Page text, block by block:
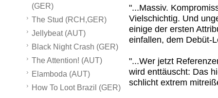
(GER)
The Stud (RCH,GER)
Jellybeat (AUT)
Black Night Crash (GER)
The Attention! (AUT)
Elamboda (AUT)
How To Loot Brazil (GER)
"...Massiv.
Vielschichtig. Und
einige der ersten
einfallen, dem Debüt-
"...Wer jetzt
wird enttäuscht: Das
schlicht extrem